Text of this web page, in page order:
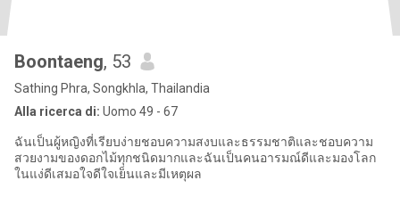
Boontaeng, 53
Sathing Phra, Songkhla, Thailandia
Alla ricerca di: Uomo 49 - 67
ฉันเป็นผู้หญิงที่เรียบง่ายชอบความสงบและธรรมชาติและชอบความ
สวยงามของดอกไม้ทุกชนิดมากและฉันเป็นคนอารมณ์ดีและมองโลก
ในแง่ดีเสมอใจดีใจเย็นและมีเหตุผล